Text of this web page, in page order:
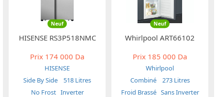
Neuf
HISENSE RS3P518NMC
Prix 174 000 Da
HISENSE
Side By Side
518 Litres
No Frost Inverter
Neuf
Whirlpool ART66102
Prix 185 000 Da
Whirlpool
Combiné
273 Litres
Froid Brassé Sans Inverter